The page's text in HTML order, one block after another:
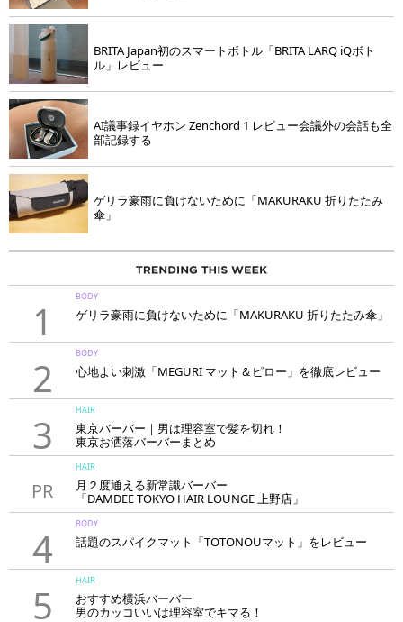
BRITA Japan初のスマートボトル「BRITA LARQ iQボト
ル」レビュー
AI議事録イヤホン Zenchord 1 レビュー会議外の会話も全
部記録する
ゲリラ豪雨に負けないために「MAKURAKU 折りたたみ
傘」
1
BODY
ゲリラ豪雨に負けないために「MAKURAKU 折りたたみ傘」
2
BODY
心地よい刺激「MEGURI マット＆ピロー」を徹底レビュー
3
HAIR
東京バーバー｜男は理容室で髪を切れ！
東京お洒落バーバーまとめ
PR
HAIR
月２度通える新常識バーバー
「DAMDEE TOKYO HAIR LOUNGE 上野店」
4
BODY
話題のスパイクマット「TOTONOUマット」をレビュー
5
HAIR
おすすめ横浜バーバー
男のカッコいいは理容室でキマる！